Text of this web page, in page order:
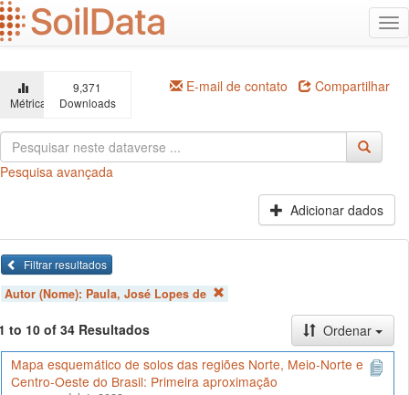
Ir
para
o
principal
Métricas
9,371
Downloads
E-mail de contato Compartilhar
Pesquisa avançada
Adicionar dados
Filtrar resultados
Autor (Nome): Paula, José Lopes de
to 10 of 34 Resultados
Ordenar
Mapa esquemático de solos das regiões Norte, Meio-Norte e
Centro-Oeste do Brasil: Primeira aproximação